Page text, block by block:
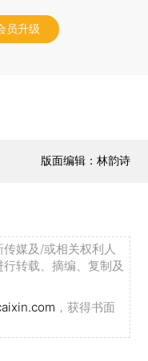
员升级
版面编辑：林韵诗
媒及/或相关权利人
转载、摘编、复制及
，获得书面